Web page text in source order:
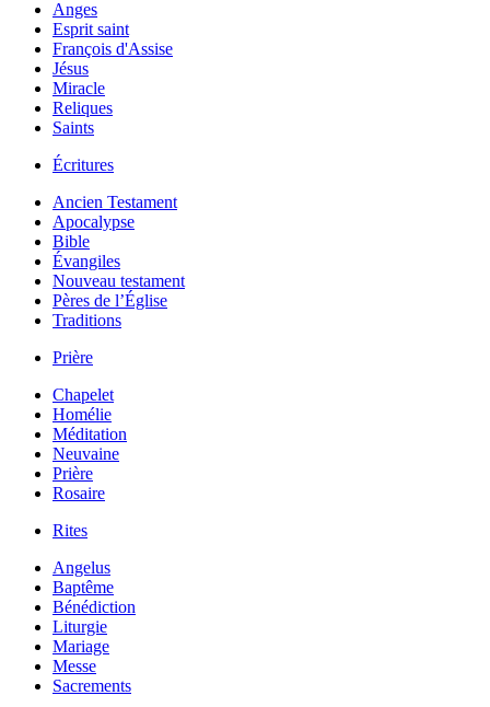
Anges
Esprit saint
François d'Assise
Jésus
Miracle
Reliques
Saints
Écritures
Ancien Testament
Apocalypse
Bible
Évangiles
Nouveau testament
Pères de l’Église
Traditions
Prière
Chapelet
Homélie
Méditation
Neuvaine
Prière
Rosaire
Rites
Angelus
Baptême
Bénédiction
Liturgie
Mariage
Messe
Sacrements